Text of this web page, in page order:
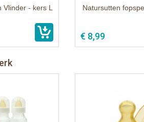
- kers L Natursutten
€ 8,99